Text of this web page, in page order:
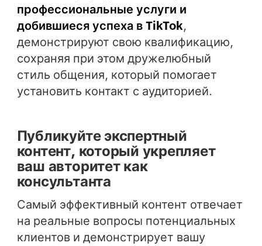
профессиональные услуги и
добившиеся успеха в TikTok,
демонстрируют свою квалификацию,
сохраняя при этом дружелюбный
стиль общения, который помогает
установить контакт с аудиторией.
Публикуйте экспертный
контент, который укрепляет
ваш авторитет как
консультанта
Самый эффективный контент отвечает
на реальные вопросы потенциальных
клиентов и демонстрирует вашу